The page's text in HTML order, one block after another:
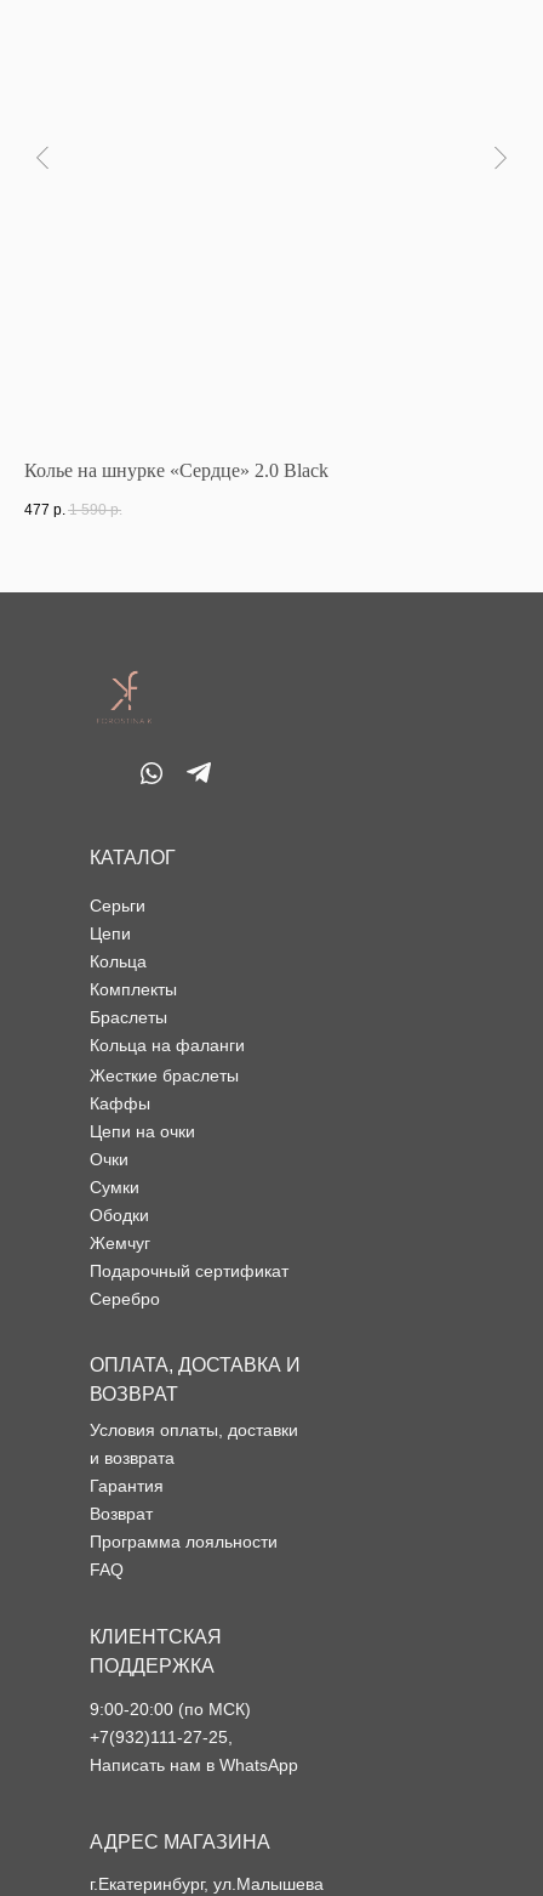
Колье на шнурке «Сердце» 2.0 Black
477 р. 1 590 р.
Серьги
Цепи
Кольца
Комплекты
Браслеты
Кольца на фаланги
Условия оплаты, доставки
и возврата
Гарантия
Возврат
Программа лояльности
FAQ
КАТАЛОГ
ОПЛАТА, ДОСТАВКА И
ВОЗВРАТ
КЛИЕНТСКАЯ
ПОДДЕРЖКА
Жесткие браслеты
Каффы
Цепи на очки
Очки
Сумки
Ободки
Жемчуг
Подарочный сертификат
Серебро
АДРЕС МАГАЗИНА
г.Екатеринбург, ул.Малышева
9:00-20:00 (по МСК)
+7(932)111-27-25,
Написать нам в WhatsApp